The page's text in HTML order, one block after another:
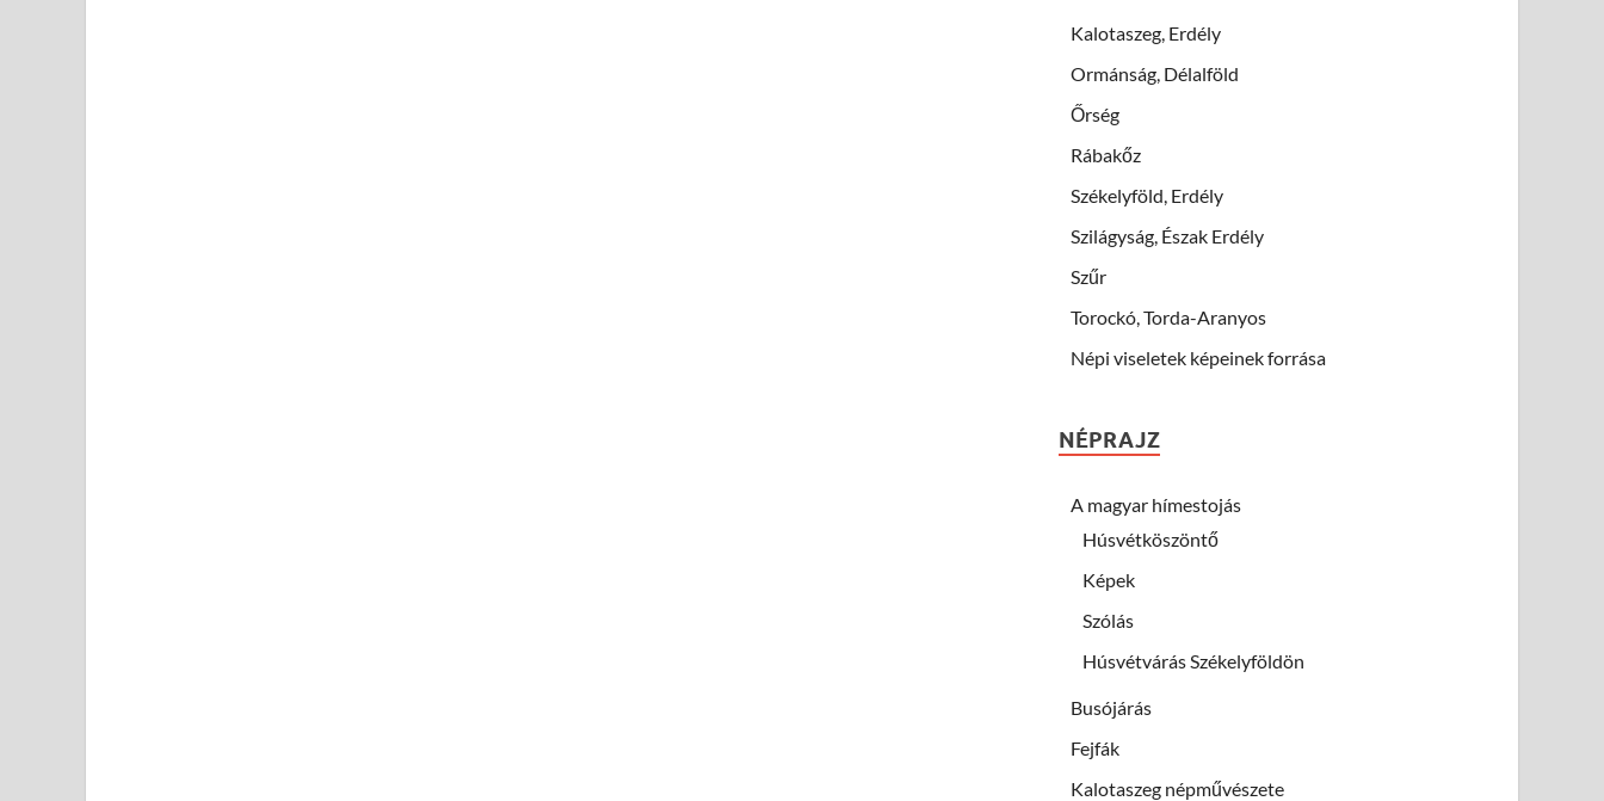
Kalotaszeg, Erdély
Ormánság, Délalföld
Őrség
Rábakőz
Székelyföld, Erdély
Szilágyság, Észak Erdély
Szűr
Torockó, Torda-Aranyos
Népi viseletek képeinek forrása
NÉPRAJZ
A magyar hímestojás
Húsvétköszöntő
Képek
Szólás
Húsvétvárás Székelyföldön
Busójárás
Fejfák
Kalotaszeg népművészete